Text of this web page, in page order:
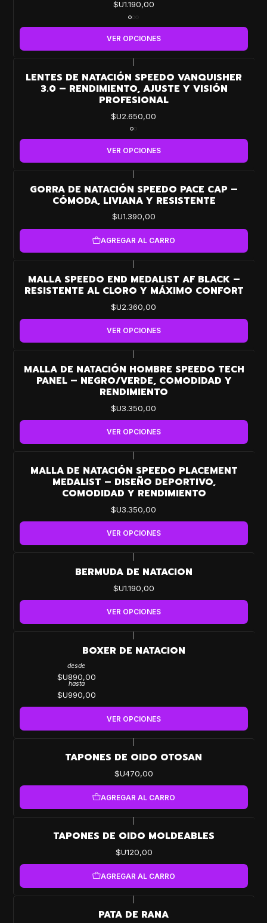
$U1.190,00
VER OPCIONES
LENTES DE NATACIÓN SPEEDO VANQUISHER
3.0 – RENDIMIENTO, AJUSTE Y VISIÓN
PROFESIONAL
$U2.650,00
VER OPCIONES
GORRA DE NATACIÓN SPEEDO PACE CAP –
CÓMODA, LIVIANA Y RESISTENTE
$U1.390,00
AGREGAR AL CARRO
MALLA SPEEDO END MEDALIST AF BLACK –
RESISTENTE AL CLORO Y MÁXIMO CONFORT
$U2.360,00
VER OPCIONES
MALLA DE NATACIÓN HOMBRE SPEEDO TECH
PANEL – NEGRO/VERDE, COMODIDAD Y
RENDIMIENTO
$U3.350,00
VER OPCIONES
MALLA DE NATACIÓN SPEEDO PLACEMENT
MEDALIST – DISEÑO DEPORTIVO,
COMODIDAD Y RENDIMIENTO
$U3.350,00
VER OPCIONES
BERMUDA DE NATACION
$U1.190,00
VER OPCIONES
BOXER DE NATACION
desde
$U890,00
hasta
$U990,00
VER OPCIONES
TAPONES DE OIDO OTOSAN
$U470,00
AGREGAR AL CARRO
TAPONES DE OIDO MOLDEABLES
$U120,00
AGREGAR AL CARRO
PATA DE RANA